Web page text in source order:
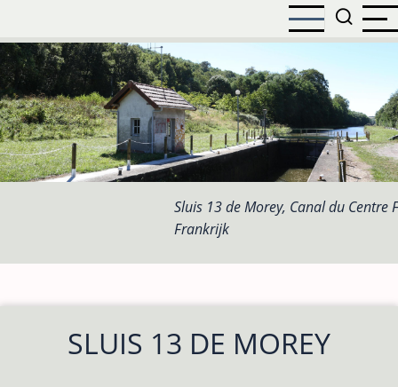
naar
de
inhoud
gaan
Sluis 13 de Morey, Canal du Centre
Frankrijk
SLUIS 13 DE MOREY